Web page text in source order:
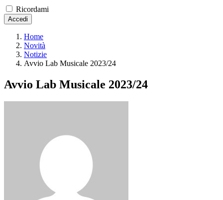
Ricordami
Accedi
Home
Novità
Notizie
Avvio Lab Musicale 2023/24
Avvio Lab Musicale 2023/24